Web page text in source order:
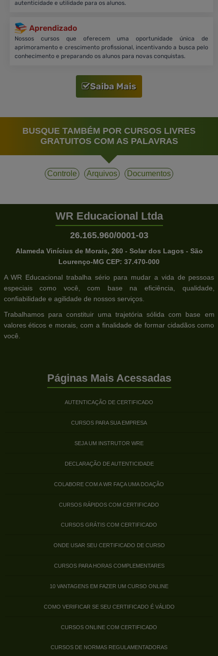
autenticidade e utilidade para os alunos.
Aprendizado
Nossos cursos que oferecem uma oportunidade única de
aprimoramento e crescimento profissional, incentivando a busca pelo
conhecimento e preparando os alunos para novas conquistas.
Saiba Mais
BUSQUE TAMBÉM POR CURSOS LIVRES
GRATUITOS COM AS PALAVRAS
Controle Arquivos Documentos
WR Educacional Ltda
26.165.960/0001-03
Alameda Vinícius de Morais, 260 - Solar dos Lagos - São
Lourenço-MG CEP: 37.470-000
A WR Educacional trabalha sério para mudar a vida de pessoas
especiais como você, com base na eficiência, qualidade,
confiabilidade e agilidade de nossos serviços.
Trabalhamos para constituir uma trajetória sólida com base em
valores éticos e morais, com a finalidade de formar cidadãos como
você.
Páginas Mais Acessadas
AUTENTICAÇÃO DE CERTIFICADO
CURSOS PARA SUA EMPRESA
SEJA UM INSTRUTOR WRE
DECLARAÇÃO DE AUTENTICIDADE
COLABORE COM A WR FAÇA UMA DOAÇÃO
CURSOS RÁPIDOS COM CERTIFICADO
CURSOS GRÁTIS COM CERTIFICADO
ONDE USAR SEU CERTIFICADO DE CURSO
CURSOS PARA HORAS COMPLEMENTARES
10 VANTAGENS EM FAZER UM CURSO ONLINE
COMO VERIFICAR SE SEU CERTIFICADO É VÁLIDO
CURSOS ONLINE COM CERTIFICADO
CURSOS DE NORMAS REGULAMENTADORAS